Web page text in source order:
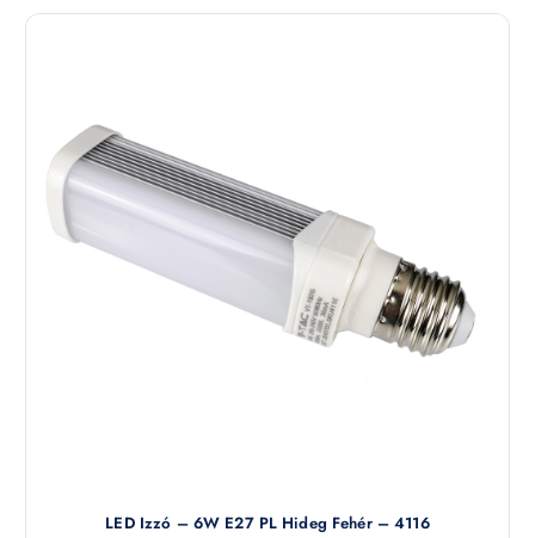
LED Izzó – 6W E27 PL Hideg Fehér – 4116